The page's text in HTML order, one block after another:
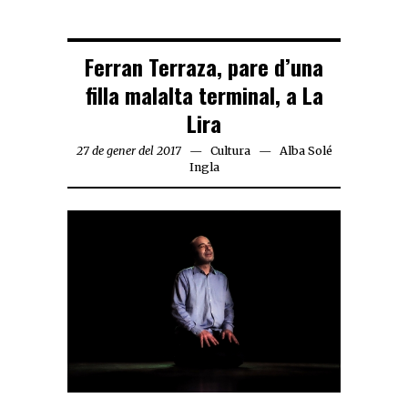
Ferran Terraza, pare d’una
filla malalta terminal, a La
Lira
27 de gener del 2017 Cultura
Alba Solé
Ingla